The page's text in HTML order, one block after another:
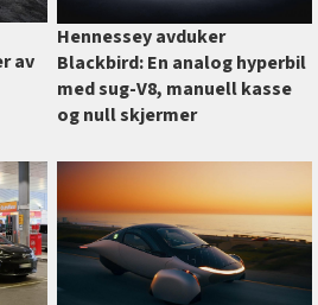
av
Hennessey avduker
Blackbird: En analog hyperbil
med sug-V8, manuell kasse
og null skjermer